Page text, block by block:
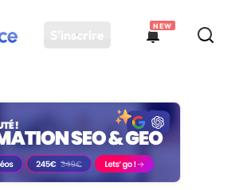
S'inscrire
NEW